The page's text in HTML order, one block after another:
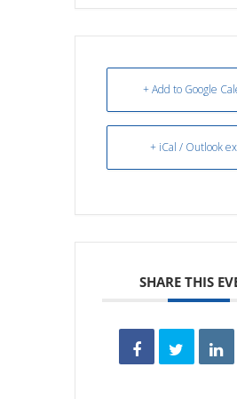
+ Add to Google
+ iCal / Outlook
SHARE THIS